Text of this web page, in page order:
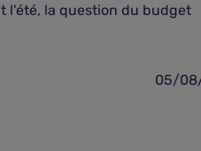
l'été, la question du budget
05/